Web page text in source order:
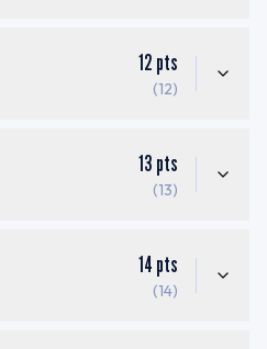
12 pts
(12)
13 pts
(13)
14 pts
(14)